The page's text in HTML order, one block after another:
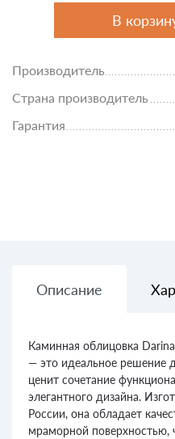
В
Производитель
Страна производитель
Гарантия
Описание
Каминная облицовка
— это идеальное решение
ценит сочетание
элегантного дизайна.
России, она обладает
мраморной поверхностью,